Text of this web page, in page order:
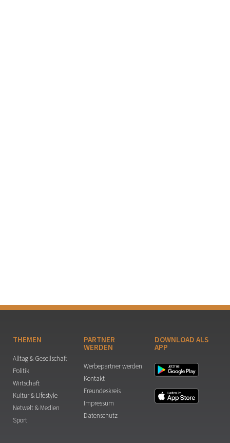
THEMEN
Alltag & Gesellschaft
Politik
Wirtschaft
Kultur & Lifestyle
Netwelt & Medien
Sport
PARTNER
WERDEN
Werbepartner werden
Kontakt
Freundeskreis
Impressum
Datenschutz
DOWNLOAD ALS
APP